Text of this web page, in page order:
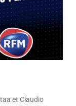
et Claudio